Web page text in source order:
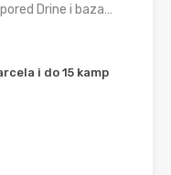
Drine i baza…
i do 15 kamp